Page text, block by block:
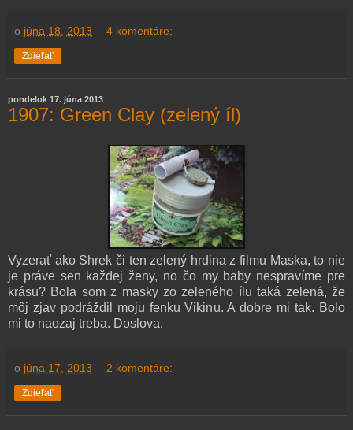
o júna 18, 2013 4 komentáre:
Zdieľať
pondelok 17. júna 2013
1907: Green Clay (zelený íl)
Vyzerať ako Shrek či ten zelený hrdina z filmu Maska, to nie
je práve sen každej ženy, no čo my baby nespravíme pre
krásu? Bola som z masky zo zeleného ílu taká zelená, že
môj zjav podráždil moju fenku Vikinu. A dobre mi tak. Bolo
mi to naozaj treba. Doslova.
o júna 17, 2013 2 komentáre:
Zdieľať